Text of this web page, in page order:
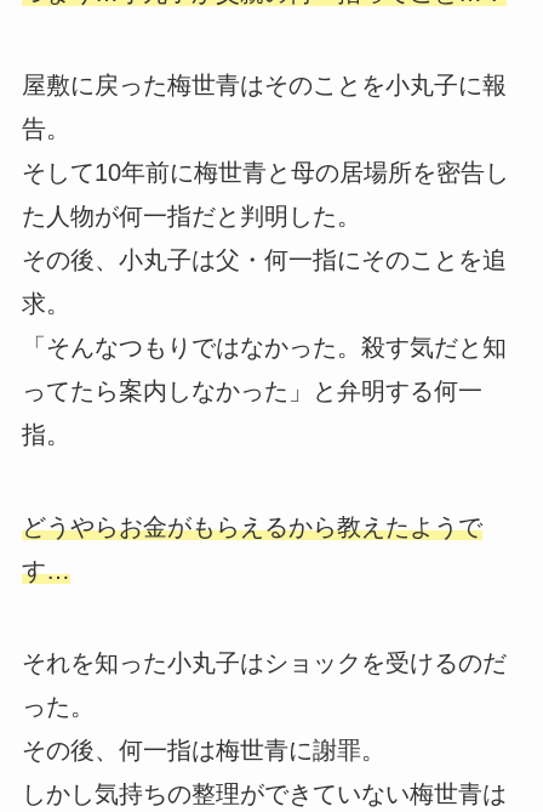
屋敷に戻った梅世青はそのことを小丸子に報
告。
そして10年前に梅世青と母の居場所を密告し
た人物が何一指だと判明した。
その後、小丸子は父・何一指にそのことを追
求。
「そんなつもりではなかった。殺す気だと知
ってたら案内しなかった」と弁明する何一
指。
どうやらお金がもらえるから教えたようで
す…
それを知った小丸子はショックを受けるのだ
った。
その後、何一指は梅世青に謝罪。
しかし気持ちの整理ができていない梅世青は